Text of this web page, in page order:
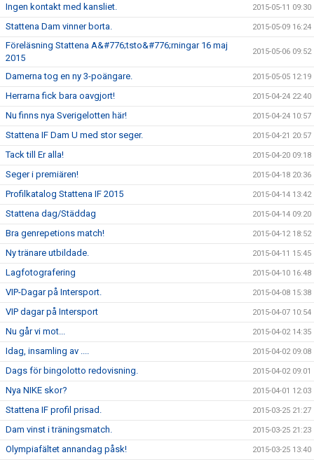
Ingen kontakt med kansliet. 2015-05-11 09:30
Stattena Dam vinner borta. 2015-05-09 16:24
Föreläsning Stattena A&#776;tsto&#776;rningar 16 maj
2015
2015-05-06 09:52
Damerna tog en ny 3-poängare. 2015-05-05 12:19
Herrarna fick bara oavgjort! 2015-04-24 22:40
Nu finns nya Sverigelotten här! 2015-04-24 10:57
Stattena IF Dam U med stor seger. 2015-04-21 20:57
Tack till Er alla! 2015-04-20 09:18
Seger i premiären! 2015-04-18 20:36
Profilkatalog Stattena IF 2015 2015-04-14 13:42
Stattena dag/Städdag 2015-04-14 09:20
Bra genrepetions match! 2015-04-12 18:52
Ny tränare utbildade. 2015-04-11 15:45
Lagfotografering 2015-04-10 16:48
VIP-Dagar på Intersport. 2015-04-08 15:38
VIP dagar på Intersport 2015-04-07 10:54
Nu går vi mot... 2015-04-02 14:35
Idag, insamling av .... 2015-04-02 09:08
Dags för bingolotto redovisning. 2015-04-02 09:01
Nya NIKE skor? 2015-04-01 12:03
Stattena IF profil prisad. 2015-03-25 21:27
Dam vinst i träningsmatch. 2015-03-25 21:23
Olympiafältet annandag påsk! 2015-03-25 13:40